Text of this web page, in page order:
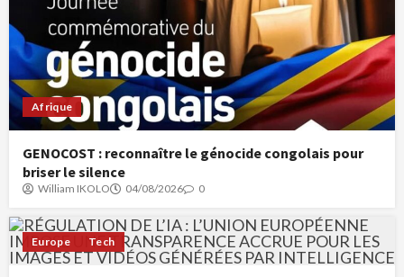
Afrique
GENOCOST : reconnaître le génocide congolais pour
briser le silence
William IKOLO 04/08/2026 0
Europe Tech